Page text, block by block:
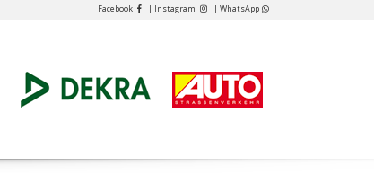
Facebook | Instagram | WhatsApp